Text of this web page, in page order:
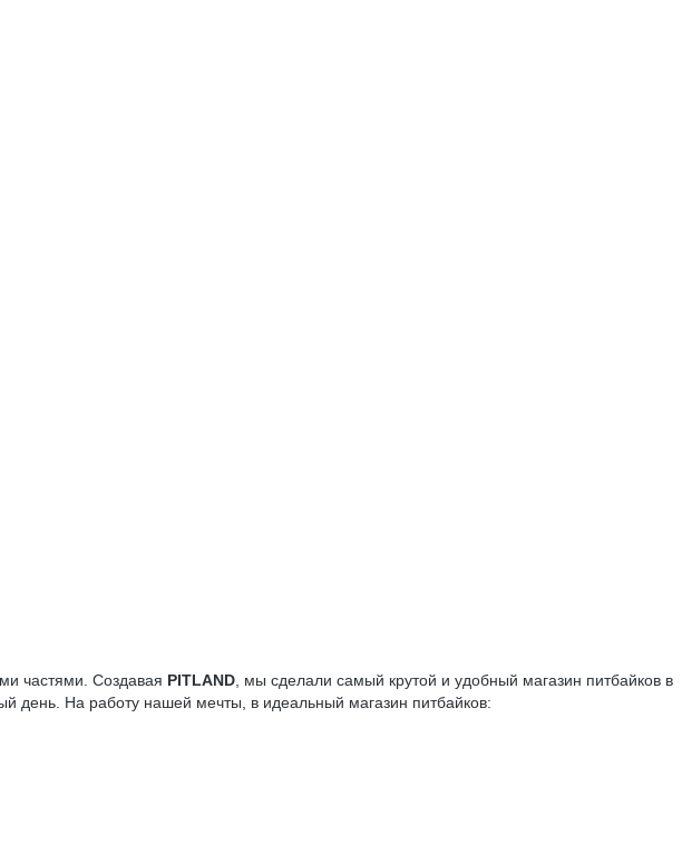
частями. Создавая PITLAND , мы сделали самый крутой и удобный магазин питбайков в
день. На работу нашей мечты, в идеальный магазин питбайков: